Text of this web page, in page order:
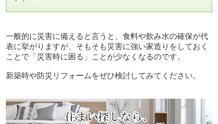
一般的に災害に備えると言うと、食料や飲み水の確保が代
表に挙がりますが、そもそも災害に強い家造りをしておく
ことで「災害時に困る」ことが少なくなるのです。
新築時や防災リフォームをぜひ検討してみてください。